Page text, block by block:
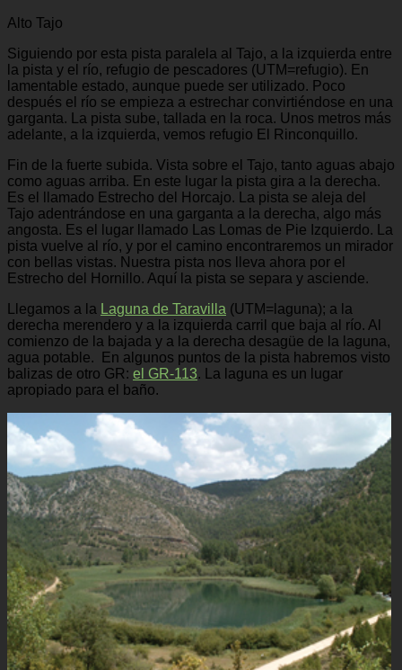
Alto Tajo
Siguiendo por esta pista paralela al Tajo, a la izquierda entre
la pista y el río, refugio de pescadores (UTM=refugio). En
lamentable estado, aunque puede ser utilizado. Poco
después el río se empieza a estrechar convirtiéndose en una
garganta. La pista sube, tallada en la roca. Unos metros más
adelante, a la izquierda, vemos refugio El Rinconquillo.
Fin de la fuerte subida. Vista sobre el Tajo, tanto aguas abajo
como aguas arriba. En este lugar la pista gira a la derecha.
Es el llamado Estrecho del Horcajo. La pista se aleja del
Tajo adentrándose en una garganta a la derecha, algo más
angosta. Es el lugar llamado Las Lomas de Pie Izquierdo. La
pista vuelve al río, y por el camino encontraremos un mirador
con bellas vistas. Nuestra pista nos lleva ahora por el
Estrecho del Hornillo. Aquí la pista se separa y asciende.
Llegamos a la Laguna de Taravilla (UTM=laguna); a la
derecha merendero y a la izquierda carril que baja al río. Al
comienzo de la bajada y a la derecha desagüe de la laguna,
agua potable. En algunos puntos de la pista habremos visto
balizas de otro GR: el GR-113. La laguna es un lugar
apropiado para el baño.